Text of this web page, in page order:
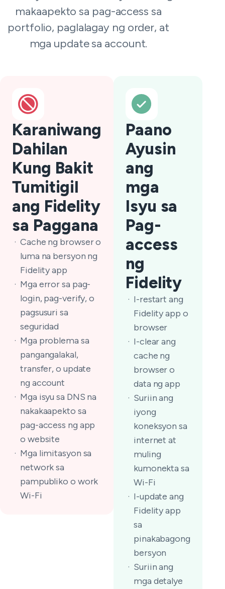
makaapekto sa pag-access sa
portfolio, paglalagay ng order, at
mga update sa account.
Karaniwang
Dahilan
Kung Bakit
Tumitigil
ang Fidelity
sa Paggana
Cache ng browser o
luma na bersyon ng
Fidelity app
Mga error sa pag-
login, pag-verify, o
pagsusuri sa
seguridad
Mga problema sa
pangangalakal,
transfer, o update
ng account
Mga isyu sa DNS na
nakakaapekto sa
pag-access ng app
o website
Mga limitasyon sa
network sa
pampubliko o work
Wi-Fi
Paano
Ayusin
ang
mga
Isyu sa
Pag-
access
ng
Fidelity
I-restart ang
Fidelity app o
browser
I-clear ang
cache ng
browser o
data ng app
Suriin ang
iyong
koneksyon sa
internet at
muling
kumonekta sa
Wi-Fi
I-update ang
Fidelity app
sa
pinakabagong
bersyon
Suriin ang
mga detalye